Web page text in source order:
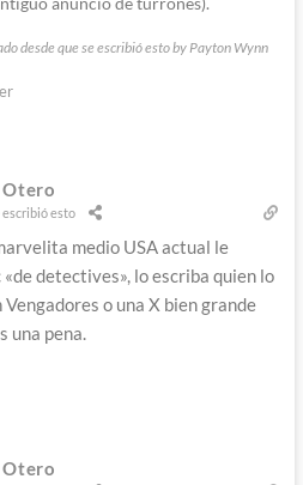
desde que se escribió esto by Payton Wynn
escribió esto
medio USA actual le
detectives», lo escriba quien lo
o una X bien grande
una pena.